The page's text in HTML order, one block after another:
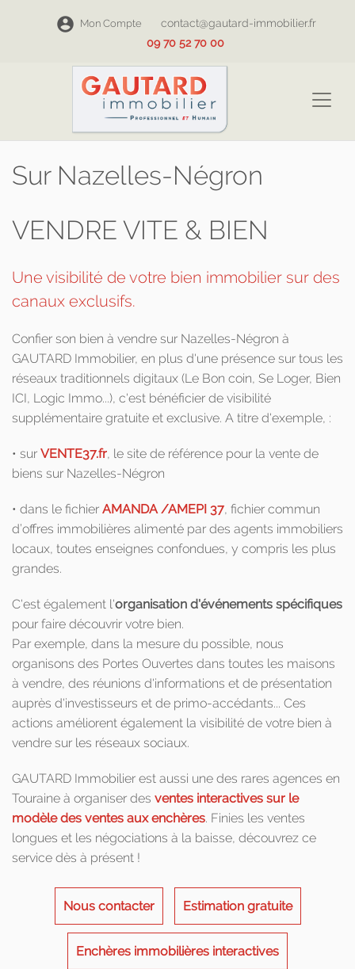
Mon Compte
contact@gautard-immobilier.fr
09 70 52 70 00
Sur Nazelles-Négron
VENDRE VITE & BIEN
Une visibilité de votre bien immobilier sur des
canaux exclusifs.
Confier son bien à vendre sur Nazelles-Négron à
GAUTARD Immobilier, en plus d'une présence sur tous les
réseaux traditionnels digitaux (Le Bon coin, Se Loger, Bien
ICI, Logic Immo...), c'est bénéficier de visibilité
supplémentaire gratuite et exclusive. A titre d'exemple, :
• sur VENTE37.fr, le site de référence pour la vente de
biens sur Nazelles-Négron
• dans le fichier AMANDA /AMEPI 37, fichier commun
d’offres immobilières alimenté par des agents immobiliers
locaux, toutes enseignes confondues, y compris les plus
grandes.
C'est également l'organisation d'événements spécifiques
pour faire découvrir votre bien.
Par exemple, dans la mesure du possible, nous
organisons des Portes Ouvertes dans toutes les maisons
à vendre, des réunions d'informations et de présentation
auprès d'investisseurs et de primo-accédants... Ces
actions améliorent également la visibilité de votre bien à
vendre sur les réseaux sociaux.
GAUTARD Immobilier est aussi une des rares agences en
Touraine à organiser des ventes interactives sur le
modèle des ventes aux enchères. Finies les ventes
longues et les négociations à la baisse, découvrez ce
service dès à présent !
Nous contacter Estimation gratuite
Enchères immobilières interactives